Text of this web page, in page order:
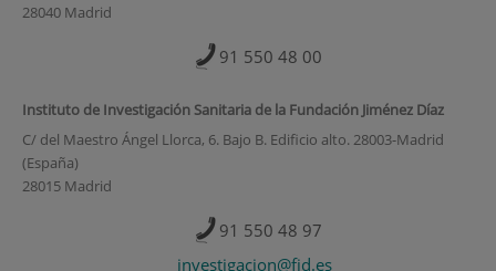
28040 Madrid
91 550 48 00
Instituto de Investigación Sanitaria de la Fundación Jiménez Díaz
C/ del Maestro Ángel Llorca, 6. Bajo B. Edificio alto. 28003-Madrid
(España)
28015 Madrid
91 550 48 97
investigacion@fjd.es